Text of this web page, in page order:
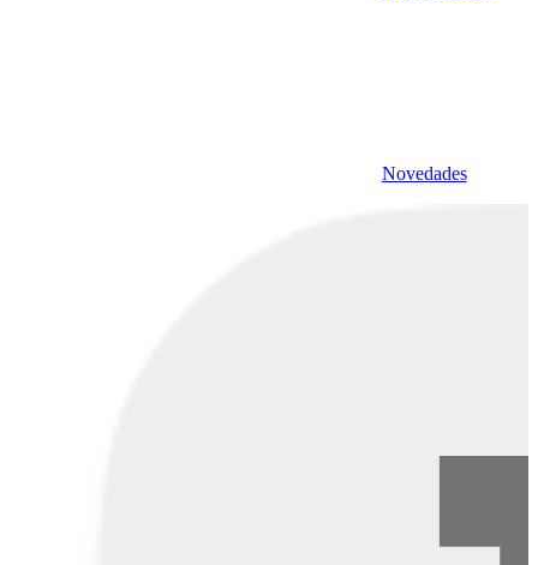
Novedades